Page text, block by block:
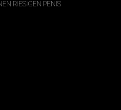
RIESIGEN PENIS